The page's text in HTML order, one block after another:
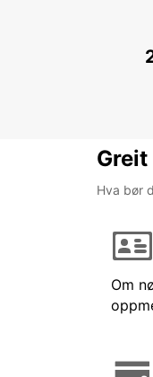
Hva bør
Om